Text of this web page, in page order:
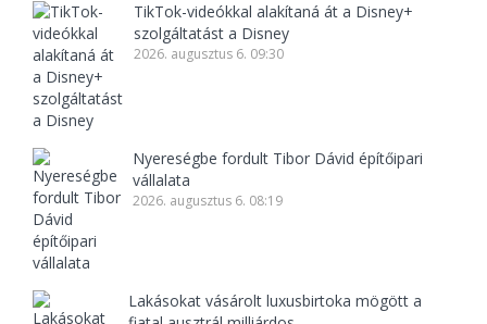
TikTok-videókkal alakítaná át a Disney+
szolgáltatást a Disney
2026. augusztus 6. 09:30
Nyereségbe fordult Tibor Dávid építőipari
vállalata
2026. augusztus 6. 08:19
Lakásokat vásárolt luxusbirtoka mögött a